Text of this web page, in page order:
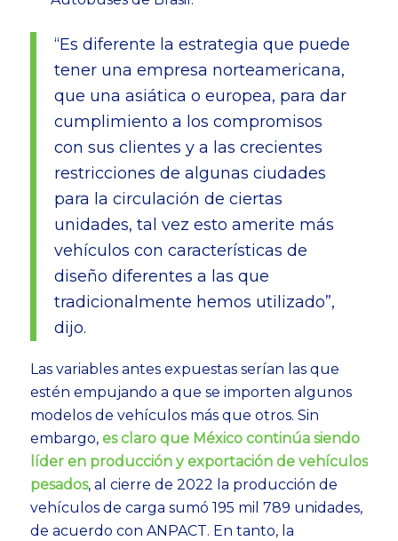
“Es diferente la estrategia que puede
tener una empresa norteamericana,
que una asiática o europea, para dar
cumplimiento a los compromisos
con sus clientes y a las crecientes
restricciones de algunas ciudades
para la circulación de ciertas
unidades, tal vez esto amerite más
vehículos con características de
diseño diferentes a las que
tradicionalmente hemos utilizado”,
dijo.
Las variables antes expuestas serían las que
estén empujando a que se importen algunos
modelos de vehículos más que otros. Sin
embargo, es claro que México continúa siendo
líder en producción y exportación de vehículos
pesados, al cierre de 2022 la producción de
vehículos de carga sumó 195 mil 789 unidades,
de acuerdo con ANPACT. En tanto, la